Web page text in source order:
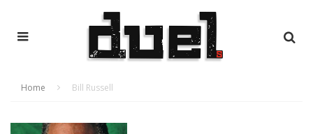
Home Bill Russell